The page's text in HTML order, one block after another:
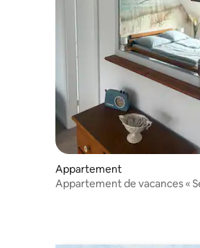
Appartement
Appartement de vacances «